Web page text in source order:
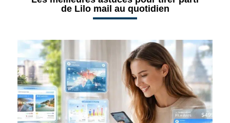
de Lilo mail au quotidien